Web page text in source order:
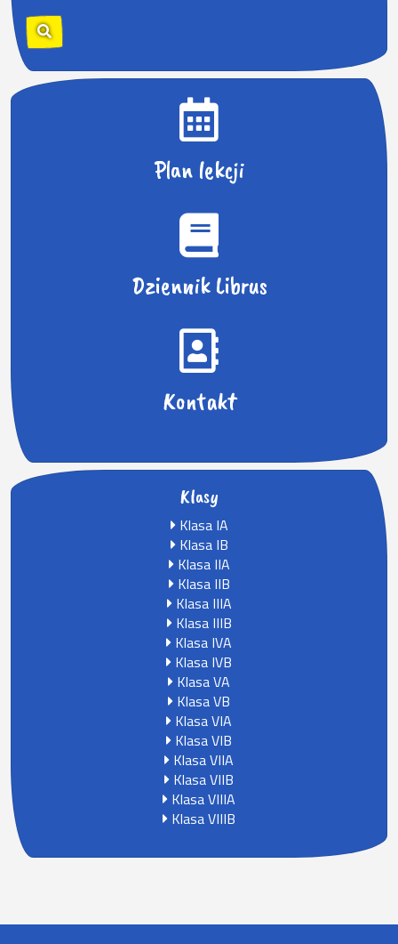
k
a
j
:
Plan lekcji
Dziennik Librus
Kontakt
Klasy
Klasa IA
Klasa IB
Klasa IIA
Klasa IIB
Klasa IIIA
Klasa IIIB
Klasa IVA
Klasa IVB
Klasa VA
Klasa VB
Klasa VIA
Klasa VIB
Klasa VIIA
Klasa VIIB
Klasa VIIIA
Klasa VIIIB